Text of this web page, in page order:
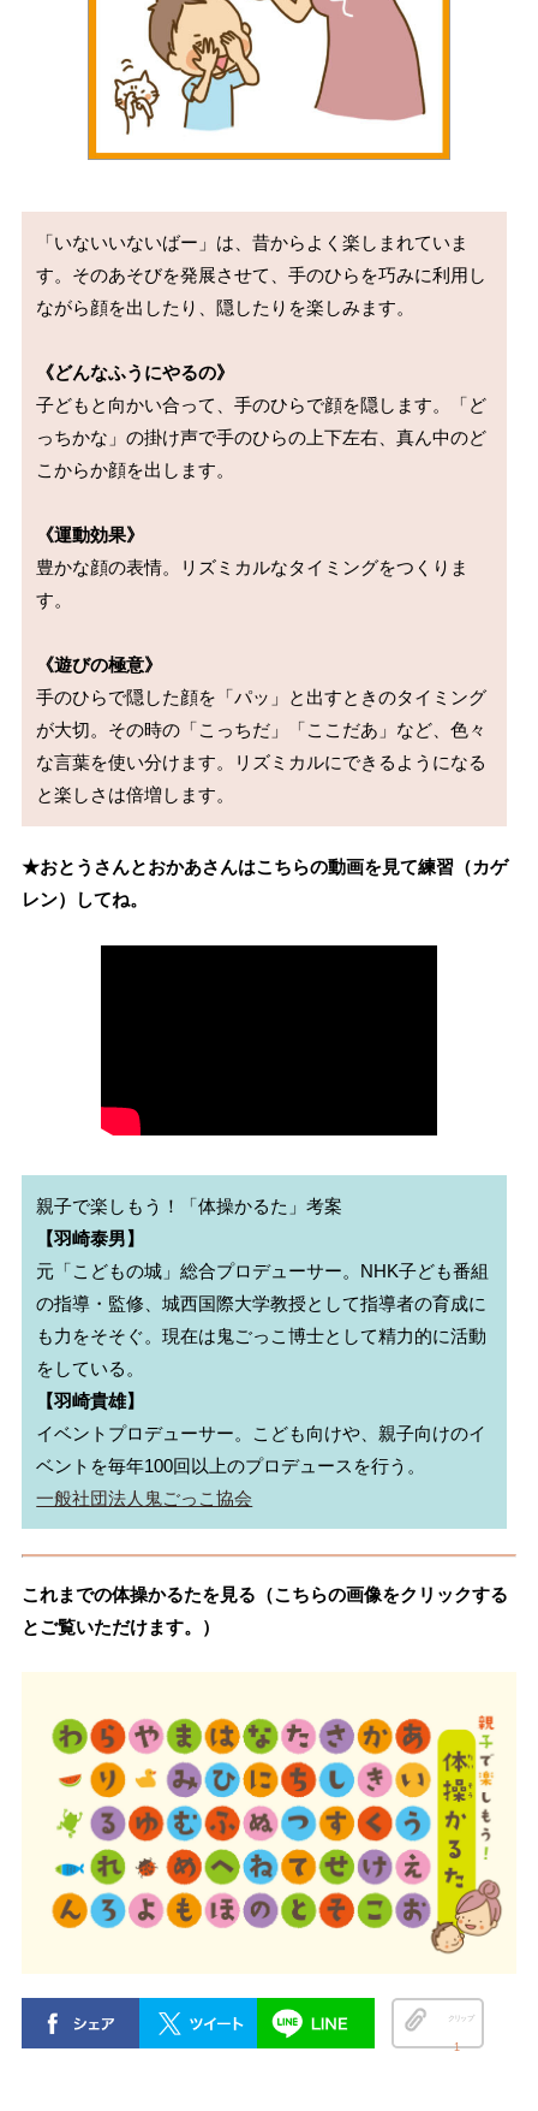
「いないいないばー」は、昔からよく楽しまれていま
す。そのあそびを発展させて、手のひらを巧みに利用し
ながら顔を出したり、隠したりを楽しみます。
《どんなふうにやるの》
子どもと向かい合って、手のひらで顔を隠します。「ど
っちかな」の掛け声で手のひらの上下左右、真ん中のど
こからか顔を出します。
《運動効果》
豊かな顔の表情。リズミカルなタイミングをつくりま
す。
《遊びの極意》
手のひらで隠した顔を「パッ」と出すときのタイミング
が大切。その時の「こっちだ」「ここだあ」など、色々
な言葉を使い分けます。リズミカルにできるようになる
★おとうさんとおかあさんはこちらの動画を見て練習（カゲ
レン）してね。
【羽崎泰男】
元「こどもの城」総合プロデューサー。NHK子ども番組
の指導・監修、城西国際大学教授として指導者の育成に
も力をそそぐ。現在は鬼ごっこ博士として精力的に活動
【羽崎貴雄】
イベントプロデューサー。こども向けや、親子向けのイ
一般社団法人鬼ごっこ協会
これまでの体操かるたを見る（こちらの画像をクリックする
とご覧いただけます。）
クリップ
1